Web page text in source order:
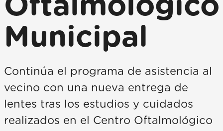
Oftalmológico
Municipal
Continúa el programa de asistencia al
vecino con una nueva entrega de
lentes tras los estudios y cuidados
realizados en el Centro Oftalmológico